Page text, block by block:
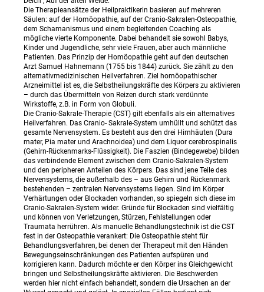
Die Therapieansätze der Heilpraktikerin basieren auf mehreren
Säulen: auf der Homöopathie, auf der Cranio-Sakralen-Osteopathie,
dem Schamanismus und einem begleitenden Coaching als
mögliche vierte Komponente. Dabei behandelt sie sowohl Babys,
Kinder und Jugendliche, sehr viele Frauen, aber auch männliche
Patienten. Das Prinzip der Homöopathie geht auf den deutschen
Arzt Samuel Hahnemann (1755 bis 1844) zurück. Sie zählt zu den
alternativmedizinischen Heilverfahren. Ziel homöopathischer
Arzneimittel ist es, die Selbstheilungskräfte des Körpers zu aktivieren
– durch das Übermitteln von Reizen durch stark verdünnte
Wirkstoffe, z.B. in Form von Globuli.
Die Cranio-Sakrale-Therapie (CST) gilt ebenfalls als ein alternatives
Heilverfahren. Das Cranio- Sakrale-System umhüllt und schützt das
gesamte Nervensystem. Es besteht aus den drei Hirnhäuten (Dura
mater, Pia mater und Arachnoidea) und dem Liquor cerebrospinalis
(Gehirn-Rückenmarks-Flüssigkeit). Die Faszien (Bindegewebe) bilden
das verbindende Element zwischen dem Cranio-Sakralen-System
und den peripheren Anteilen des Körpers. Das sind jene Teile des
Nervensystems, die außerhalb des – aus Gehirn und Rückenmark
bestehenden – zentralen Nervensystems liegen. Sind im Körper
Verhärtungen oder Blockaden vorhanden, so spiegeln sich diese im
Cranio-Sakralen-System wider. Gründe für Blockaden sind vielfältig
und können von Verletzungen, Stürzen, Fehlstellungen oder
Traumata herrühren. Als manuelle Behandlungstechnik ist die CST
fest in der Osteopathie verankert: Die Osteopathie steht für
Behandlungsverfahren, bei denen der Therapeut mit den Händen
Bewegungseinschränkungen des Patienten aufspüren und
korrigieren kann. Dadurch möchte er den Körper ins Gleichgewicht
bringen und Selbstheilungskräfte aktivieren. Die Beschwerden
werden hier nicht einfach behandelt, sondern die Ursachen an der